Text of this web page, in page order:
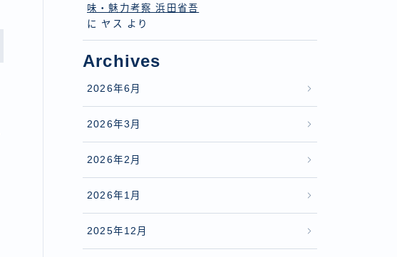
味・魅力考察 浜田省吾
に ヤス より
Archives
2026年6月
2026年3月
2026年2月
2026年1月
2025年12月